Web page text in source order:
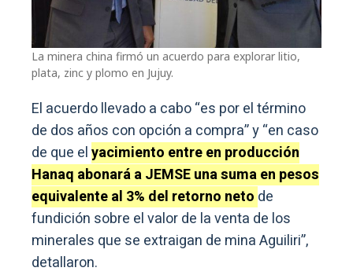
La minera china firmó un acuerdo para explorar litio,
plata, zinc y plomo en Jujuy.
El acuerdo llevado a cabo “es por el término
de dos años con opción a compra” y “en caso
de que elyacimiento entre en producción
Hanaq abonará a JEMSE una suma en pesos
equivalente al 3% del retorno neto de
fundición sobre el valor de la venta de los
minerales que se extraigan de mina Aguiliri”,
detallaron.